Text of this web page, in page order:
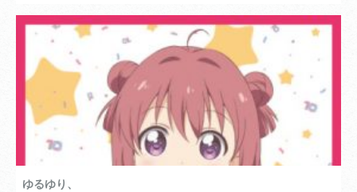
ゆるゆり、